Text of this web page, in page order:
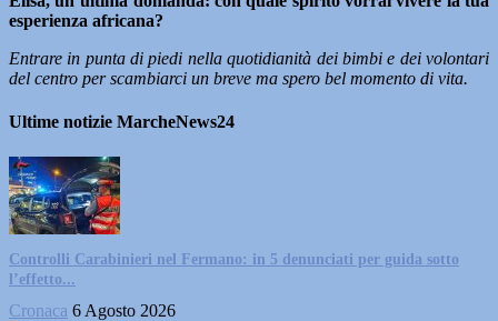
esperienza africana?
Entrare in punta di piedi nella quotidianità dei bimbi e dei volontari
del centro per scambiarci un breve ma spero bel momento di vita.
Ultime notizie MarcheNews24
Controlli Carabinieri nel Fermano: in 5 denunciati per guida sotto
l’effetto...
Cronaca 6 Agosto 2026